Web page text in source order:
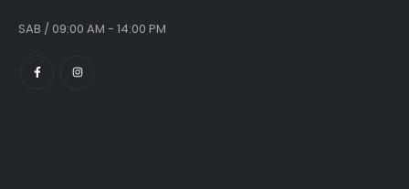
SAB / 09:00 AM - 14:00 PM